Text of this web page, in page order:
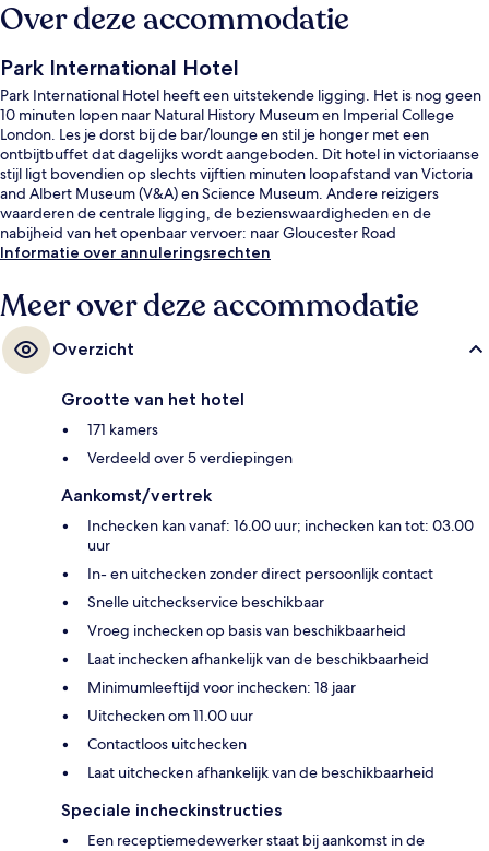
Over deze accommodatie
Park International Hotel
Park International Hotel heeft een uitstekende ligging. Het is nog geen
10 minuten lopen naar Natural History Museum en Imperial College
London. Les je dorst bij de bar/lounge en stil je honger met een
ontbijtbuffet dat dagelijks wordt aangeboden. Dit hotel in victoriaanse
stijl ligt bovendien op slechts vijftien minuten loopafstand van Victoria
and Albert Museum (V&A) en Science Museum. Andere reizigers
waarderen de centrale ligging, de bezienswaardigheden en de
nabijheid van het openbaar vervoer: naar Gloucester Road
Underground Station is het 4 minuten lopen en naar Station Earl's Court
Informatie over annuleringsrechten
Meer over deze accommodatie
Overzicht
Grootte van het hotel
171 kamers
Verdeeld over 5 verdiepingen
Aankomst/vertrek
Inchecken kan vanaf: 16.00 uur; inchecken kan tot: 03.00
uur
In- en uitchecken zonder direct persoonlijk contact
Snelle uitcheckservice beschikbaar
Vroeg inchecken op basis van beschikbaarheid
Laat inchecken afhankelijk van de beschikbaarheid
Minimumleeftijd voor inchecken: 18 jaar
Uitchecken om 11.00 uur
Contactloos uitchecken
Laat uitchecken afhankelijk van de beschikbaarheid
Speciale incheckinstructies
Een receptiemedewerker staat bij aankomst in de